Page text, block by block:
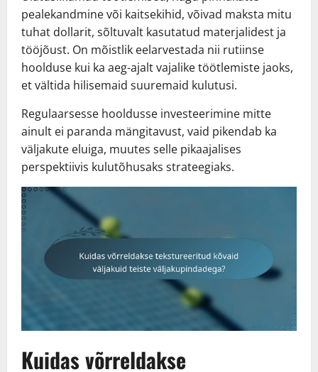
pealekandmine või kaitsekihid, võivad maksta mitu
tuhat dollarit, sõltuvalt kasutatud materjalidest ja
tööjõust. On mõistlik eelarvestada nii rutiinse
hoolduse kui ka aeg-ajalt vajalike töötlemiste jaoks,
et vältida hilisemaid suuremaid kulutusi.
Regulaarsesse hooldusse investeerimine mitte
ainult ei paranda mängitavust, vaid pikendab ka
väljakute eluiga, muutes selle pikaajalises
perspektiivis kulutõhusaks strateegiaks.
Kuidas võrreldakse